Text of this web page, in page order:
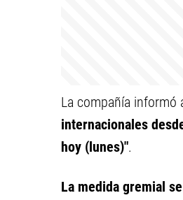
La compañía informó
internacionales
hoy (lunes)".
La medida gremial